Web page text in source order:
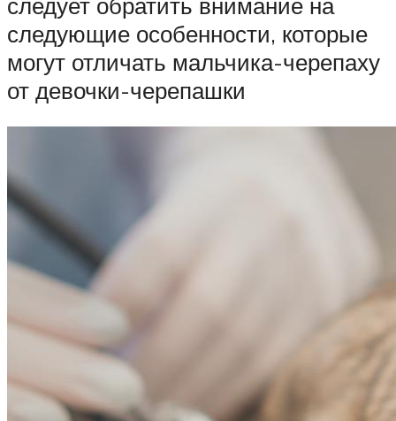
следующие особенности, которые
могут отличать мальчика-черепаху
от девочки-черепашки